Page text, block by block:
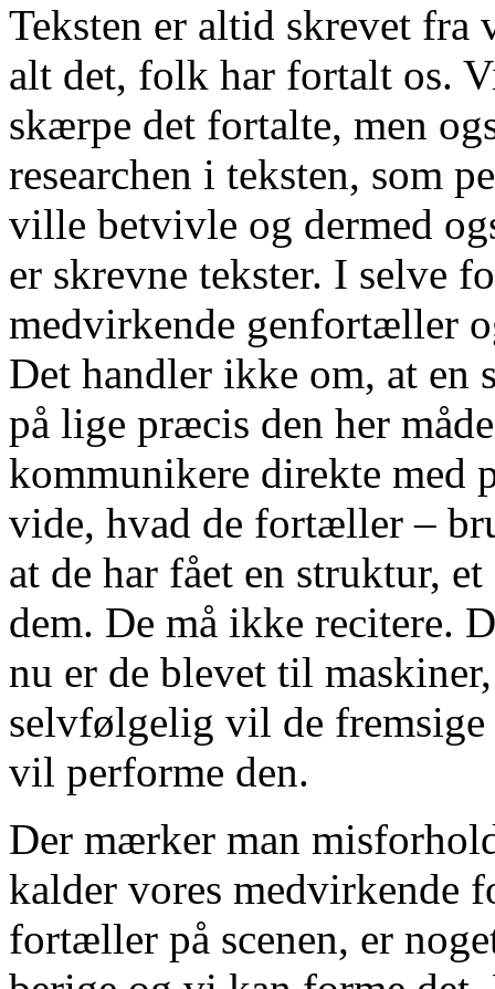
Teksten er altid skrevet fra
alt det, folk har fortalt os.
skærpe det fortalte, men
researchen i teksten, som
ville betvivle og dermed
er skrevne tekster. I selve
medvirkende genfortæller
Det handler ikke om, at en
på lige præcis den her
kommunikere direkte med
vide, hvad de fortæller –
at de har fået en struktur,
dem. De må ikke recitere.
nu er de blevet til
selvfølgelig vil de fremsige
vil performe den.
Der mærker man
kalder vores medvirkende
fortæller på scenen, er